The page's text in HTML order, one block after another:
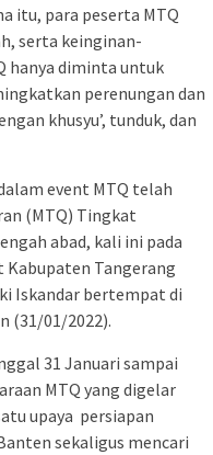
itu, para peserta MTQ
serta keinginan-
hanya diminta untuk
perenungan dan
khusyu’, tunduk, dan
event MTQ telah
(MTQ) Tingkat
abad, kali ini pada
Kabupaten Tangerang
Iskandar bertempat di
(31/01/2022).
31 Januari sampai
MTQ yang digelar
upaya persiapan
sekaligus mencari